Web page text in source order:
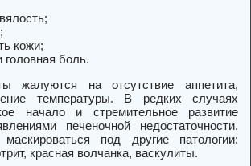
кожи;
головная боль.
жалуются на отсутствие аппетита,
температуры. В редких случаях
начало и стремительное развитие
печеночной недостаточности.
под другие патологии:
красная волчанка, васкулиты.